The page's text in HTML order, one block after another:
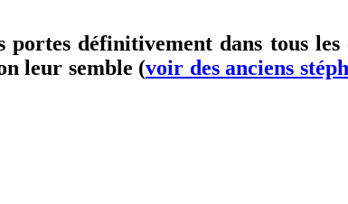
définitivement dans tous
leur semble (voir des anciens